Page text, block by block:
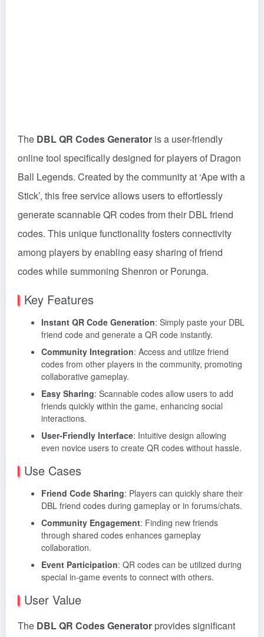
The DBL QR Codes Generator is a user-friendly
online tool specifically designed for players of Dragon
Ball Legends. Created by the community at ‘Ape with a
Stick’, this free service allows users to effortlessly
generate scannable QR codes from their DBL friend
codes. This unique functionality fosters connectivity
among players by enabling easy sharing of friend
codes while summoning Shenron or Porunga.
Key Features
Instant QR Code Generation: Simply paste your DBL
friend code and generate a QR code instantly.
Community Integration: Access and utilize friend
codes from other players in the community, promoting
collaborative gameplay.
Easy Sharing: Scannable codes allow users to add
friends quickly within the game, enhancing social
interactions.
User-Friendly Interface: Intuitive design allowing
even novice users to create QR codes without hassle.
Use Cases
Friend Code Sharing: Players can quickly share their
DBL friend codes during gameplay or in forums/chats.
Community Engagement: Finding new friends
through shared codes enhances gameplay
collaboration.
Event Participation: QR codes can be utilized during
special in-game events to connect with others.
User Value
The DBL QR Codes Generator provides significant